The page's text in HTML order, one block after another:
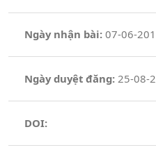
Ngày nhận bài: 07-06-
Ngày duyệt đăng:25-08-
DOI: